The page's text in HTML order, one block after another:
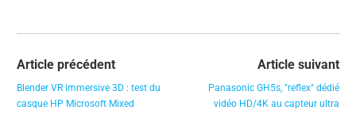
Article précédent
Blender VR immersive 3D : test du
casque HP Microsoft Mixed
Article suivant
Panasonic GH5s, "reflex" dédié
vidéo HD/4K au capteur ultra